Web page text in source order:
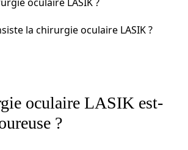
la chirurgie oculaire LASIK ?
oculaire LASIK est-
?